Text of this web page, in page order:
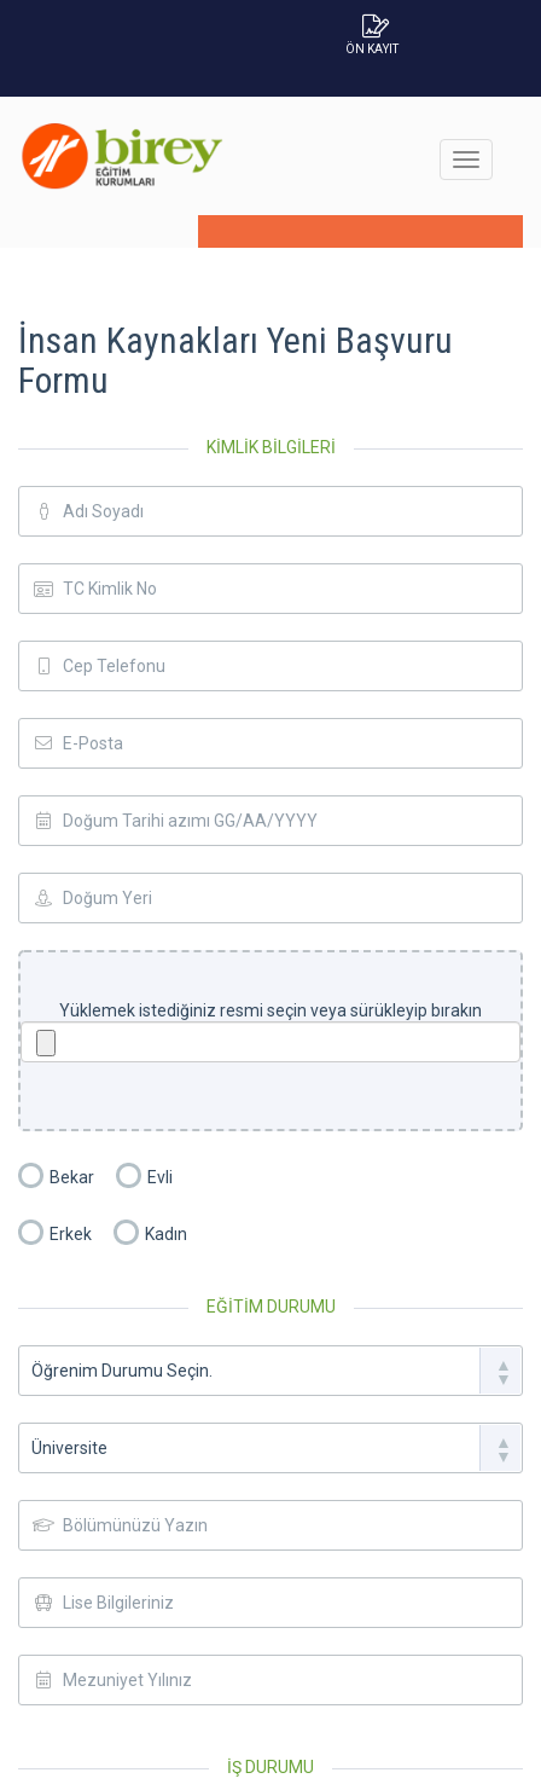
ÖN KAYIT
İnsan Kaynakları Yeni Başvuru
Formu
KİMLİK BİLGİLERİ
Yüklemek istediğiniz resmi seçin veya sürükleyip bırakın
Bekar Evli
Erkek Kadın
EĞİTİM DURUMU
İŞ DURUMU